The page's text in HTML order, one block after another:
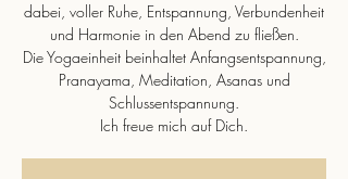
dabei, voller Ruhe, Entspannung, Verbundenheit
und Harmonie in den Abend zu fließen.
Die Yogaeinheit beinhaltet Anfangsentspannung,
Pranayama, Meditation, Asanas und
Schlussentspannung.
Ich freue mich auf Dich.